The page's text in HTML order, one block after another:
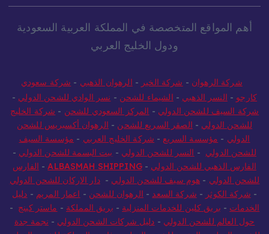
أهم المواقع المتخصصة في المملكة العربية السعودية
ودول الخليج العربي
شركة الرهوان - شركة الخير - الرهوان الذهبي - شركة سعودي
كارجو - النسر الذهبي - الشيماء للشحن - نسر الوادي للشحن الدولي -
شركة السيف للشحن الدولي - المركز السعودي للشحن - شركة الخليج
للشحن الدولي - الصقر السريع للشحن - الرهوان أكسبريس للشحن
الدولي - مؤسسة السريع - شركة الخليج العربي - مؤسسة السيف
للشحن الدولي - النسر للشحن الدولي - بيت البسمة للشحن الدولي -
الفارس الذهبي للشحن الدولي -
ALBASMAH SHIPPING
- الفارس
للشحن الدولي - هوم سيف للشحن الدولي -دار الاركان للشحن الدولي
- شركة الكوثر - شركة السعد - الرهوان للشحن - اعمار المريم - دليل
الخدمات - بريق كلين للخدمات المنزلية - بريق المملكة - ماستر كينج -
حول العالم للشحن الدولي - دليل شركات الشحن الدولي - نجمة جدة